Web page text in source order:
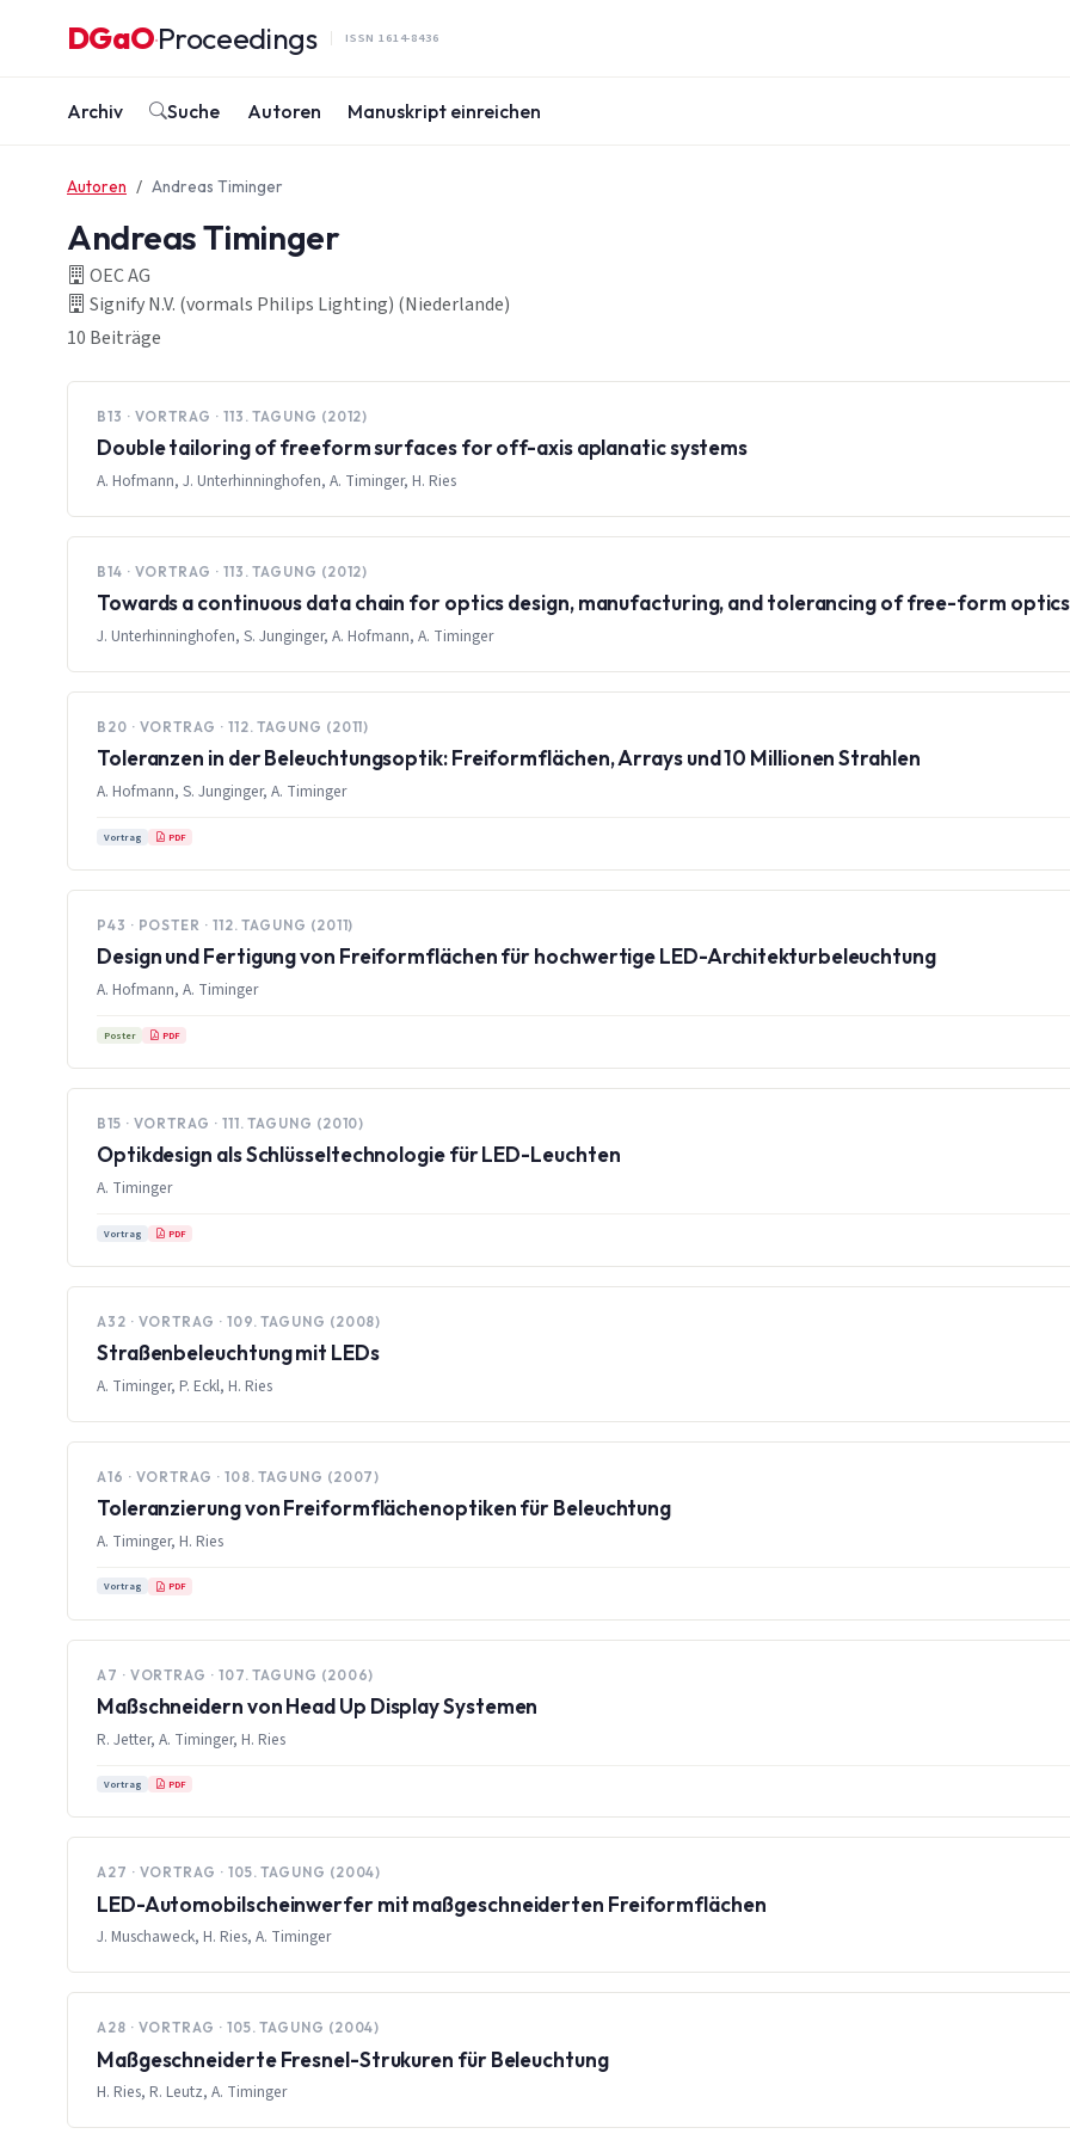
DGaO·Proceedings ISSN 1614-8436
Archiv Suche Autoren Manuskript einreichen
Autoren Andreas Timinger
Andreas Timinger
OEC AG
Signify N.V. (vormals Philips Lighting) (Niederlande)
10 Beiträge
B13 · VORTRAG · 113. TAGUNG (2012)
Double tailoring of freeform surfaces for off-axis aplanatic systems
A. Hofmann, J. Unterhinninghofen, A. Timinger, H. Ries
B14 · VORTRAG · 113. TAGUNG (2012)
Towards a continuous data chain for optics design, manufacturing, and tolerancing of free-form optics
J. Unterhinninghofen, S. Junginger, A. Hofmann, A. Timinger
B20 · VORTRAG · 112. TAGUNG (2011)
Toleranzen in der Beleuchtungsoptik: Freiformflächen, Arrays und 10 Millionen Strahlen
A. Hofmann, S. Junginger, A. Timinger
Vortrag PDF
P43 · POSTER · 112. TAGUNG (2011)
Design und Fertigung von Freiformflächen für hochwertige LED-Architekturbeleuchtung
A. Hofmann, A. Timinger
Poster PDF
B15 · VORTRAG · 111. TAGUNG (2010)
Optikdesign als Schlüsseltechnologie für LED-Leuchten
A. Timinger
Vortrag PDF
A32 · VORTRAG · 109. TAGUNG (2008)
Straßenbeleuchtung mit LEDs
A. Timinger, P. Eckl, H. Ries
A16 · VORTRAG · 108. TAGUNG (2007)
Toleranzierung von Freiformflächenoptiken für Beleuchtung
A. Timinger, H. Ries
Vortrag PDF
A7 · VORTRAG · 107. TAGUNG (2006)
Maßschneidern von Head Up Display Systemen
R. Jetter, A. Timinger, H. Ries
Vortrag PDF
A27 · VORTRAG · 105. TAGUNG (2004)
LED-Automobilscheinwerfer mit maßgeschneiderten Freiformflächen
J. Muschaweck, H. Ries, A. Timinger
A28 · VORTRAG · 105. TAGUNG (2004)
Maßgeschneiderte Fresnel-Strukuren für Beleuchtung
H. Ries, R. Leutz, A. Timinger